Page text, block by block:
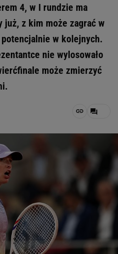
4, w I rundzie ma
już, z kim może zagrać w
w kolejnych.
nie wylosowało
może zmierzyć